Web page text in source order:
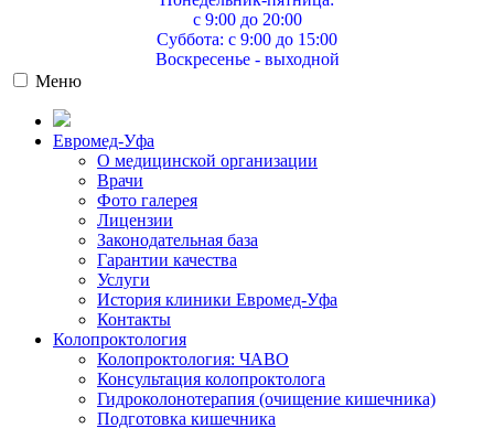
с 9:00 до 20:00
Суббота: с 9:00 до 15:00
Воскресенье - выходной
Меню
Евромед-Уфа
О медицинской организации
Врачи
Фото галерея
Лицензии
Законодательная база
Гарантии качества
Услуги
История клиники Евромед-Уфа
Контакты
Колопроктология
Колопроктология: ЧАВО
Консультация колопроктолога
Гидроколонотерапия (очищение кишечника)
Подготовка кишечника